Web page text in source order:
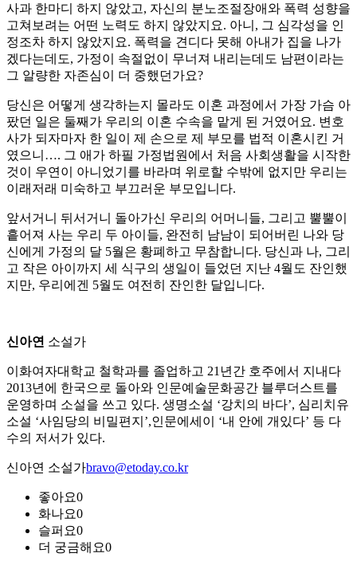
사과 한마디 하지 않았고, 자신의 분노조절장애와 폭력 성향을
고쳐보려는 어떤 노력도 하지 않았지요. 아니, 그 심각성을 인
정조차 하지 않았지요. 폭력을 견디다 못해 아내가 집을 나가
겠다는데도, 가정이 속절없이 무너져 내리는데도 남편이라는
그 알량한 자존심이 더 중했던가요?
당신은 어떻게 생각하는지 몰라도 이혼 과정에서 가장 가슴 아
팠던 일은 둘째가 우리의 이혼 수속을 맡게 된 거였어요. 변호
사가 되자마자 한 일이 제 손으로 제 부모를 법적 이혼시킨 거
였으니…. 그 애가 하필 가정법원에서 처음 사회생활을 시작한
것이 우연이 아니었기를 바라며 위로할 수밖에 없지만 우리는
이래저래 미숙하고 부끄러운 부모입니다.
앞서거니 뒤서거니 돌아가신 우리의 어머니들, 그리고 뿔뿔이
흩어져 사는 우리 두 아이들, 완전히 남남이 되어버린 나와 당
신에게 가정의 달 5월은 황폐하고 무참합니다. 당신과 나, 그리
고 작은 아이까지 세 식구의 생일이 들었던 지난 4월도 잔인했
지만, 우리에겐 5월도 여전히 잔인한 달입니다.
신아연 소설가
이화여자대학교 철학과를 졸업하고 21년간 호주에서 지내다
2013년에 한국으로 돌아와 인문예술문화공간 블루더스트를
운영하며 소설을 쓰고 있다. 생명소설 ‘강치의 바다’, 심리치유
소설 ‘사임당의 비밀편지’,인문에세이 ‘내 안에 개있다’ 등 다
수의 저서가 있다.
신아연 소설가bravo@etoday.co.kr
좋아요0
화나요0
슬퍼요0
더 궁금해요0